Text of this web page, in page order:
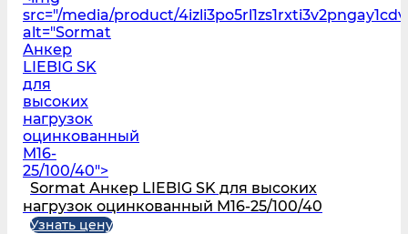
src="/media/product/
alt="Sormat
Анкер
LIEBIG SK
для
высоких
нагрузок
оцинкованный
M16-
25/100/40">
Sormat Анкер LIEBIG SK для высоких
нагрузок оцинкованный M16-25/100/40
Узнать цену